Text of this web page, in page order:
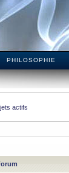
PHILOSOPHIE
actifs